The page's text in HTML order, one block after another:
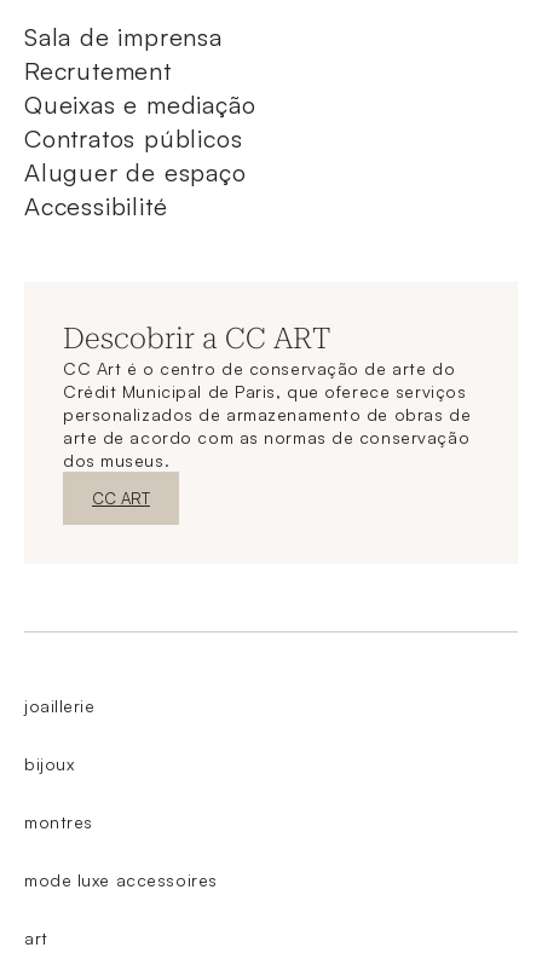
Sala de imprensa
Recrutement
Queixas e mediação
Contratos públicos
Aluguer de espaço
Accessibilité
Descobrir a CC ART
CC Art é o centro de conservação de arte do
Crédit Municipal de Paris, que oferece serviços
personalizados de armazenamento de obras de
arte de acordo com as normas de conservação
dos museus.
Nova janelaDescubra o
CC ART
joaillerie
bijoux
montres
mode luxe accessoires
art